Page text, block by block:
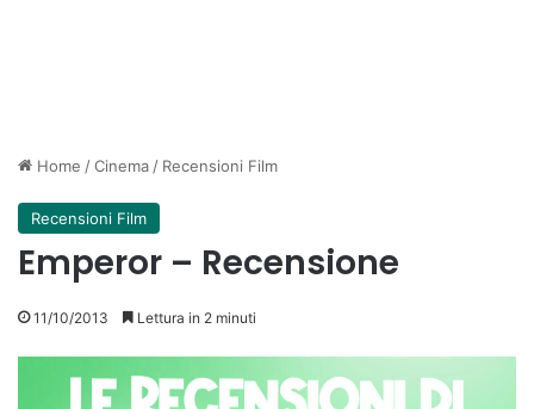
Home /Cinema / Recensioni Film
Recensioni Film
Emperor – Recensione
11/10/2013 Lettura in 2 minuti